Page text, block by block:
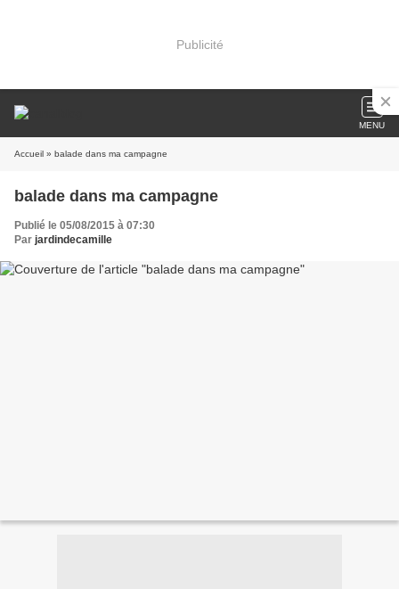
Publicité
MENU
Accueil » balade dans ma campagne
balade dans ma campagne
Publié le 05/08/2015 à 07:30
Par jardindecamille